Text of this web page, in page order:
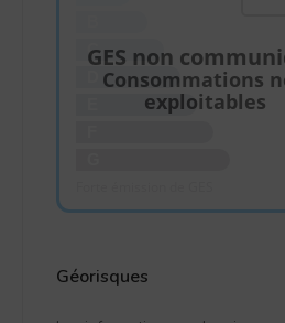
C
GES non
Consommations
exploitables
Géorisques